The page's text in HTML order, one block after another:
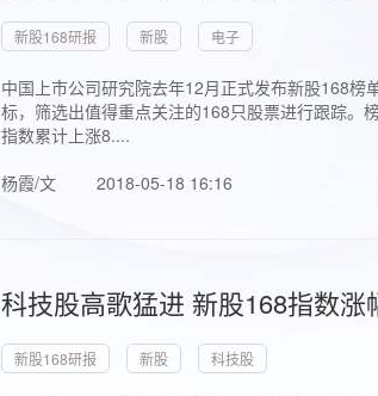
新股168研报 新股 电子
中国上市公司研究院去年12月正式发布新股168
标，筛选出值得重点关注的168只股票进行跟踪。
指数累计上涨8....
杨霞/文
2018-05-18 16:16
科技股高歌猛进 新股168指数涨
新股168研报 新股 科技股